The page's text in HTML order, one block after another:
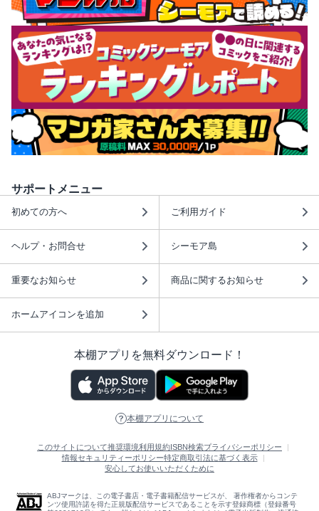
サポートメニュー
初めての方へ ご利用ガイド
ヘルプ・お問合せ シーモア島
重要なお知らせ 商品に関するお知らせ
ホームアイコンを追加
本棚アプリを無料ダウンロード！
本棚アプリについて
このサイトについて推奨環境利用規約ISBN検索プライバシーポリシー
情報セキュリティーポリシー特定商取引法に基づく表示
安心してお使いいただくために
ABJマークは、この電子書店・電子書籍配信サービスが、 著作権者からコンテ
ンツ使用許諾を得た正規版配信サービスであることを示す登録商標（登録番号